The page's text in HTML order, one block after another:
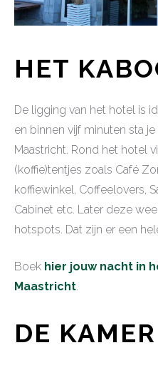
HET
De ligging van het hotel is
en binnen vijf minuten sta
Maastricht. Rond het hotel
(koffie)tentjes zoals Café
koffiewinkel, Coffeelovers,
Cabinet etc. Later deze
hotspots. Dat zijn er een
Boek hier jouw nacht in
Maastricht.
DE KAMER